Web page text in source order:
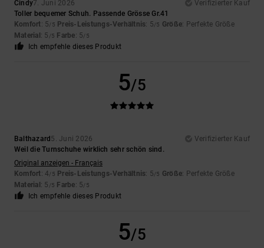
Cindy7. Juni 2026
Verifizierter Kauf
Toller bequemer Schuh. Passende Grösse Gr.41
Komfort: 5/5 Preis-Leistungs-Verhältnis: 5/5 Größe: Perfekte Größe
Material : 5 /5 Farbe: 5/5
Ich empfehle dieses Produkt
5/5
Balthazard 5. Juni 2026
Verifizierter Kauf
Weil die Turnschuhe wirklich sehr schön sind.
Original anzeigen - Français
Komfort: 4/5 Preis-Leistungs-Verhältnis: 5/5 Größe: Perfekte Größe
Material : 5 /5 Farbe: 5/5
Ich empfehle dieses Produkt
5/5